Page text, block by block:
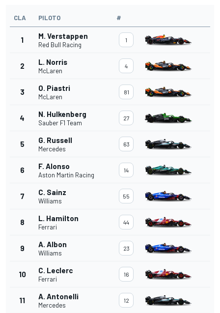
CLA PILOTO #
1 M. Verstappen
Red Bull Racing
1
2 L. Norris
McLaren
4
3 O. Piastri
McLaren
81
4 N. Hulkenberg
Sauber F1 Team
27
5 G. Russell
Mercedes
63
6 F. Alonso
Aston Martin Racing
14
7 C. Sainz
Williams
55
8 L. Hamilton
Ferrari
44
9 A. Albon
Williams
23
10 C. Leclerc
Ferrari
16
11 A. Antonelli
Mercedes
12